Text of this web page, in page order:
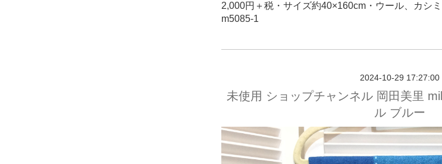
2,000円＋税・サイズ約40×160cm・ウール、カシ
m5085-1
2024-10-29 17:27:00
未使用 ショップチャンネル 岡田美里
ル ブルー